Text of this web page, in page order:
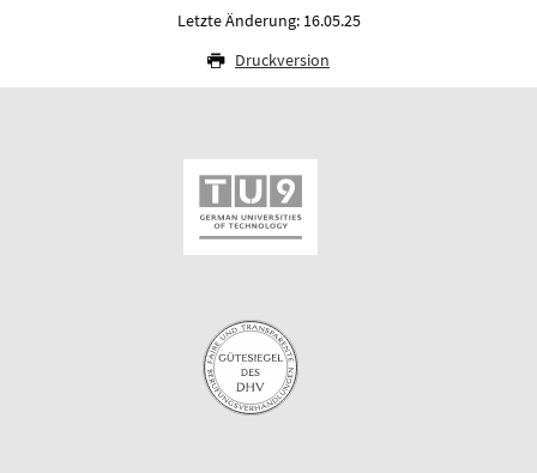
Letzte Änderung: 16.05.25
Druckversion